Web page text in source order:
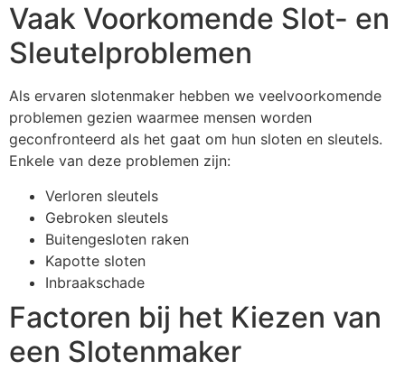
Vaak Voorkomende Slot- en
Sleutelproblemen
Als ervaren slotenmaker hebben we veelvoorkomende
problemen gezien waarmee mensen worden
geconfronteerd als het gaat om hun sloten en sleutels.
Enkele van deze problemen zijn:
Verloren sleutels
Gebroken sleutels
Buitengesloten raken
Kapotte sloten
Inbraakschade
Factoren bij het Kiezen van
een Slotenmaker